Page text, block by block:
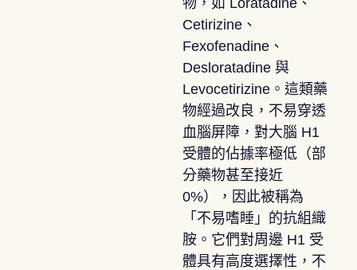
Cetirizine、
Fexofenadine、
Desloratadine 與
Levocetirizine。這類藥
物經過改良，不易穿透
血腦屏障，對大腦 H1
受體的佔據率極低（部
分藥物甚至接近
0%），因此被稱為
「不易嗜睡」的抗組織
胺。它們對周邊 H1 受
體具有高度選擇性，不